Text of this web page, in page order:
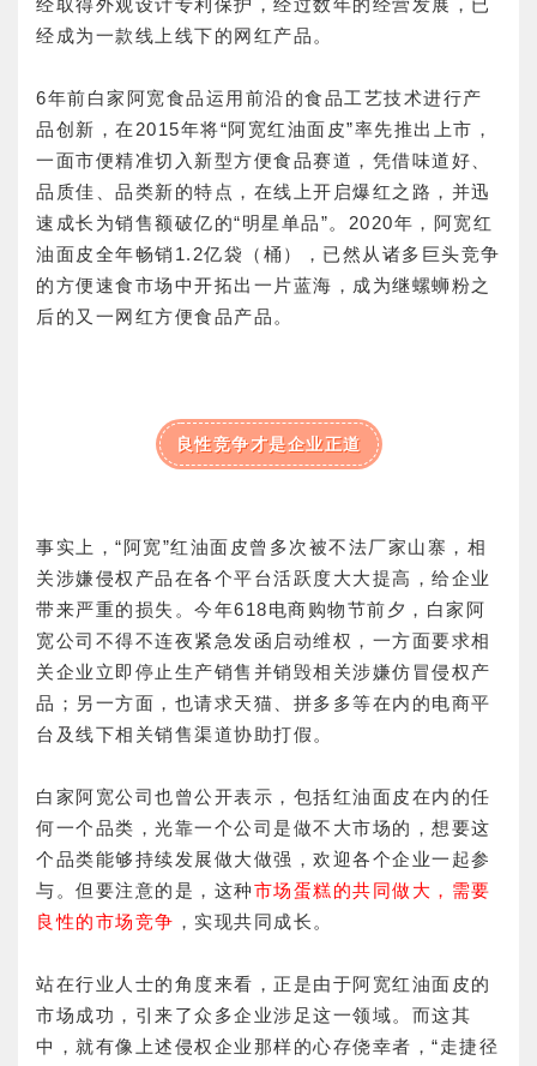
经取得外观设计专利保护，经过数年的经营发展，已
经成为一款线上线下的网红产品。
6年前白家阿宽食品运用前沿的食品工艺技术进行产
品创新，在2015年将“阿宽红油面皮”率先推出上市，
一面市便精准切入新型方便食品赛道，凭借味道好、
品质佳、品类新的特点，在线上开启爆红之路，并迅
速成长为销售额破亿的“明星单品”。2020年，阿宽红
油面皮全年畅销1.2亿袋（桶），已然从诸多巨头竞争
的方便速食市场中开拓出一片蓝海，成为继螺蛳粉之
后的又一网红方便食品产品。
良性竞争才是企业正道
事实上， “阿宽”红油面皮曾多次被不法厂家山寨，相
关涉嫌侵权产品在各个平台活跃度大大提高，给企业
带来严重的损失。 今年618电商购物节前夕，白家阿
宽公司不得不连夜紧急发函启动维权，一方面要求相
关企业立即停止生产销售并销毁相关涉嫌仿冒侵权产
品； 另一方面，也请求天猫、拼多多等在内的电商平
台及线下相关销售渠道协助打假。
白家阿宽公司也曾公开表示，包括红油面皮在内的任
何一个品类，光靠一个公司是做不大市场的，想要这
个品类能够持续发展做大做强，欢迎各个企业一起参
与。但要注意的是，这种市场蛋糕的共同做大，需要
良性的市场竞争 ，实现共同成长。
站在行业人士的角度来看，正是由于阿宽红油面皮的
市场成功，引来了众多企业涉足这一领域。而这其
中，就有像上述侵权企业那样的心存侥幸者，“走捷径